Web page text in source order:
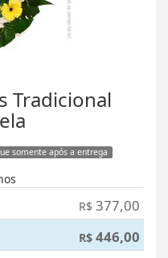
Tradicional
somente após a entrega
R$ 377,00
R$ 446,00